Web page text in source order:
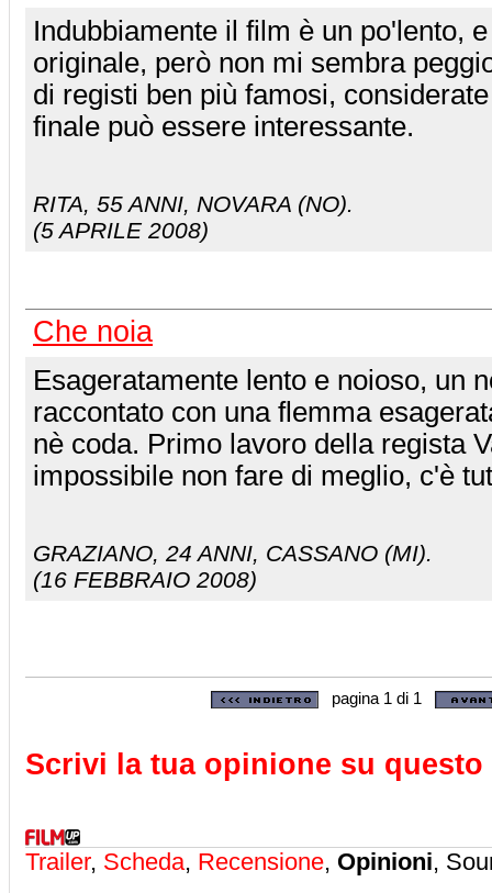
Indubbiamente il film è un po'lento,
originale, però non mi sembra
di registi ben più famosi,
finale può essere interessante.
RITA, 55 ANNI, NOVARA (NO).
(5 APRILE 2008)
Che noia
Esageratamente lento e noioso, un
raccontato con una flemma
nè coda. Primo lavoro della regista
impossibile non fare di meglio, c'è
GRAZIANO, 24 ANNI, CASSANO (MI).
(16 FEBBRAIO 2008)
pagina 1 di 1
Scrivi la tua opinione su
Trailer, Scheda, Recensione, Opinioni,